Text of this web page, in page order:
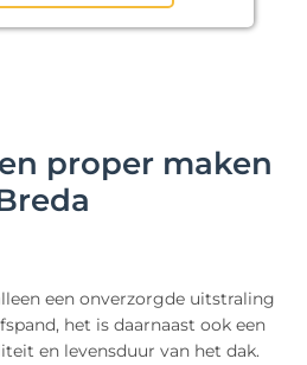
proper maken
een onverzorgde uitstraling
het is daarnaast ook een
en levensduur van het dak.